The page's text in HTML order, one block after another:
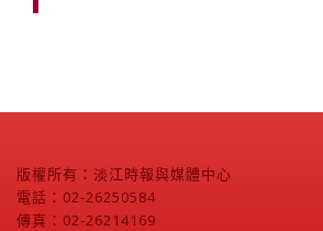
版權所有：淡江時報與媒體中心
電話：02-26250584
傳真：02-26214169